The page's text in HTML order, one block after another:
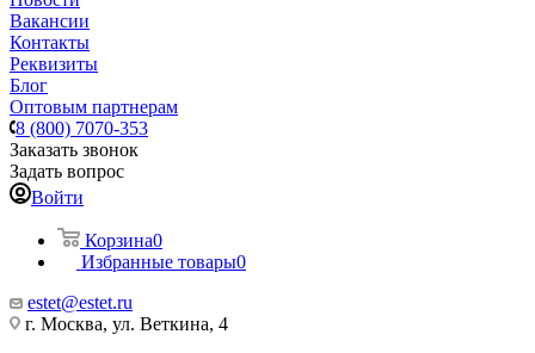
Вакансии
Контакты
Реквизиты
Блог
Оптовым партнерам
8 (800) 7070-353
Заказать звонок
Задать вопрос
Войти
Корзина0
Избранные товары0
estet@estet.ru
г. Москва, ул. Веткина, 4